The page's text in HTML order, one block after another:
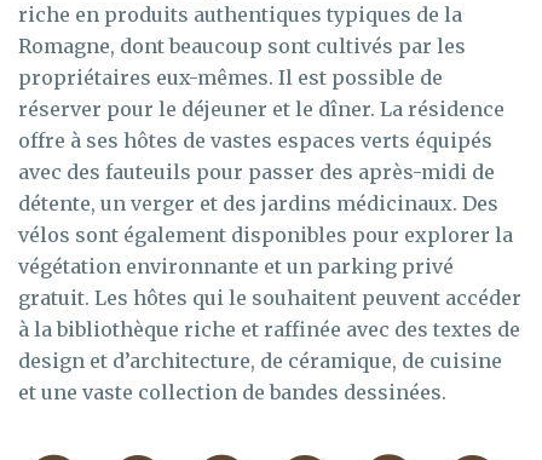
riche en produits authentiques typiques de la
Romagne, dont beaucoup sont cultivés par les
propriétaires eux-mêmes. Il est possible de
réserver pour le déjeuner et le dîner. La résidence
offre à ses hôtes de vastes espaces verts équipés
avec des fauteuils pour passer des après-midi de
détente, un verger et des jardins médicinaux. Des
vélos sont également disponibles pour explorer la
végétation environnante et un parking privé
gratuit. Les hôtes qui le souhaitent peuvent accéder
à la bibliothèque riche et raffinée avec des textes de
design et d’architecture, de céramique, de cuisine
et une vaste collection de bandes dessinées.